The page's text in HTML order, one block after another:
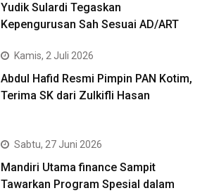
Yudik Sulardi Tegaskan
Kepengurusan Sah Sesuai AD/ART
Kamis, 2 Juli 2026
Abdul Hafid Resmi Pimpin PAN Kotim,
Terima SK dari Zulkifli Hasan
Sabtu, 27 Juni 2026
Mandiri Utama finance Sampit
Tawarkan Program Spesial dalam